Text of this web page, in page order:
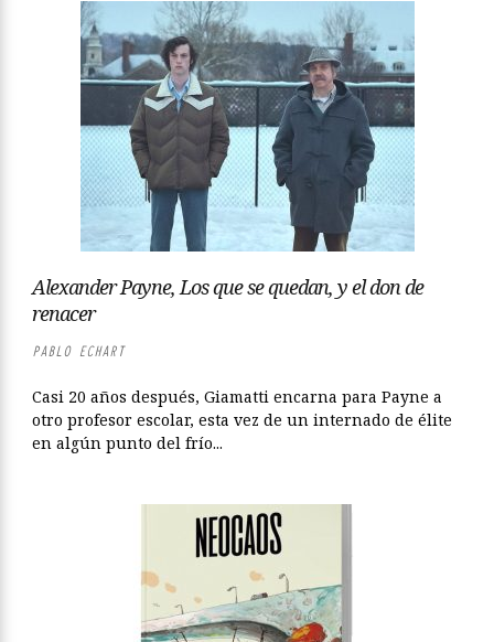
Alexander Payne, Los que se quedan, y el don de
renacer
PABLO ECHART
Casi 20 años después, Giamatti encarna para Payne a
otro profesor escolar, esta vez de un internado de élite
en algún punto del frío...